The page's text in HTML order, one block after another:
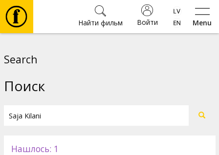
Menu
Войти
Найти фильм
Search
Поиск
Нашлось: 1